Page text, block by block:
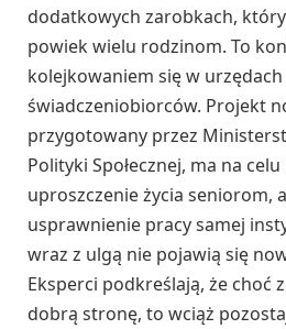
dodatkowych zarobkach, który
powiek wielu rodzinom. To
kolejkowaniem się w
świadczeniobiorców. Projekt
przygotowany przez
Polityki Społecznej, ma na
uproszczenie życia seniorom,
usprawnienie pracy samej
wraz z ulgą nie pojawią się
Eksperci podkreślają, że choć
dobrą stronę, to wciąż